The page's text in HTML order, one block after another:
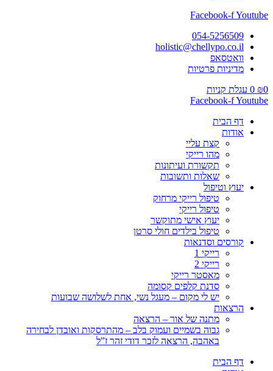
Facebook-fYoutube
054-5256509
holistic@chellypo.co.il
וואטסאפ
מדיניות פרטיות
₪0
0 עגלת קניות
Facebook-fYoutube
דף הבית
אודות
קצת עליי
מהו רייקי
תקשורת ועיתונות
שאלות ותשובות
יעוץ וטיפול
טיפול רייקי מרחוק
טיפול רייקי
יעוץ אישי מתוקשר
טיפול בילדים חולי סרטן
קורסים וסדנאות
רייקי 1
רייקי 2
מאסטר רייקי
סדנת קלפים קסומה
יש לי מקום – מעגל נשי, אחת לשלושה שבועות
הרצאות
מתנה של אור – הרצאה
גבוה בשמיים ועמוק בלב – מהתרסקות ואובדן לבחירה
באהבה, הרצאה לזכר דודי זהר ז”ל
דף הבית